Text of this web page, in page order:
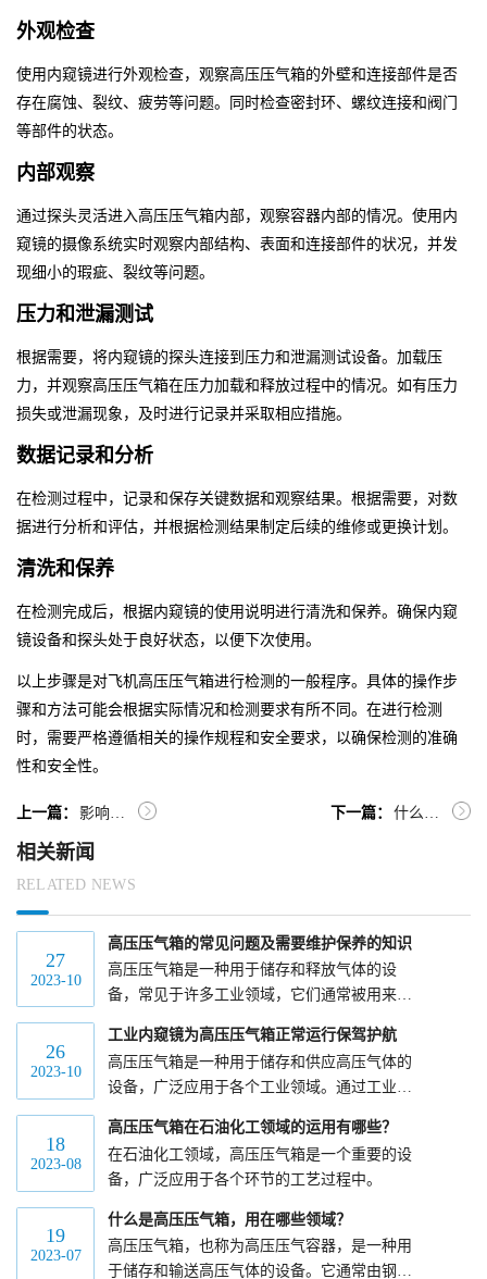
外观检查
使用内窥镜进行外观检查，观察高压压气箱的外壁和连接部件是否
存在腐蚀、裂纹、疲劳等问题。同时检查密封环、螺纹连接和阀门
等部件的状态。
内部观察
通过探头灵活进入高压压气箱内部，观察容器内部的情况。使用内
窥镜的摄像系统实时观察内部结构、表面和连接部件的状况，并发
现细小的瑕疵、裂纹等问题。
压力和泄漏测试
根据需要，将内窥镜的探头连接到压力和泄漏测试设备。加载压
力，并观察高压压气箱在压力加载和释放过程中的情况。如有压力
损失或泄漏现象，及时进行记录并采取相应措施。
数据记录和分析
在检测过程中，记录和保存关键数据和观察结果。根据需要，对数
据进行分析和评估，并根据检测结果制定后续的维修或更换计划。
清洗和保养
在检测完成后，根据内窥镜的使用说明进行清洗和保养。确保内窥
镜设备和探头处于良好状态，以便下次使用。
以上步骤是对飞机高压压气箱进行检测的一般程序。具体的操作步
骤和方法可能会根据实际情况和检测要求有所不同。在进行检测
时，需要严格遵循相关的操作规程和安全要求，以确保检测的准确
性和安全性。
上一篇： 下一篇：
相关新闻
RELATED NEWS
27
2023-10
高压压气箱的常见问题及需要维护保养的知识
高压压气箱是一种用于储存和释放气体的设
备，常见于许多工业领域，它们通常被用来储
26
2023-10
工业内窥镜为高压压气箱正常运行保驾护航
高压压气箱是一种用于储存和供应高压气体的
设备，广泛应用于各个工业领域。通过工业内
箱的正常运行保驾护航。
18
2023-08
高压压气箱在石油化工领域的运用有哪些？
在石油化工领域，高压压气箱是一个重要的设
备，广泛应用于各个环节的工艺过程中。
19
2023-07
什么是高压压气箱，用在哪些领域？
高压压气箱，也称为高压压气容器，是一种用
于储存和输送高压气体的设备。它通常由钢制